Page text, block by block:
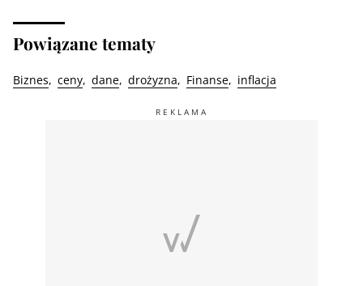
Powiązane tematy
Biznes ceny dane drożyzna Finanse inflacja